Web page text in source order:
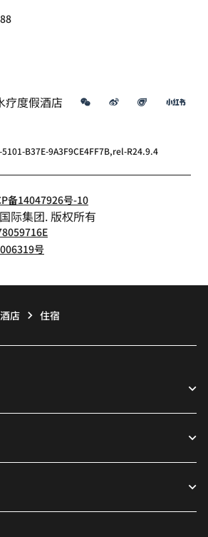
疗度假酒店 微信 微博 飞猪 小
B37E-9A3F9CE4FF7B,rel-R24.9.4
备14047926号-10
际集团. 版权所有
号
店 住宿